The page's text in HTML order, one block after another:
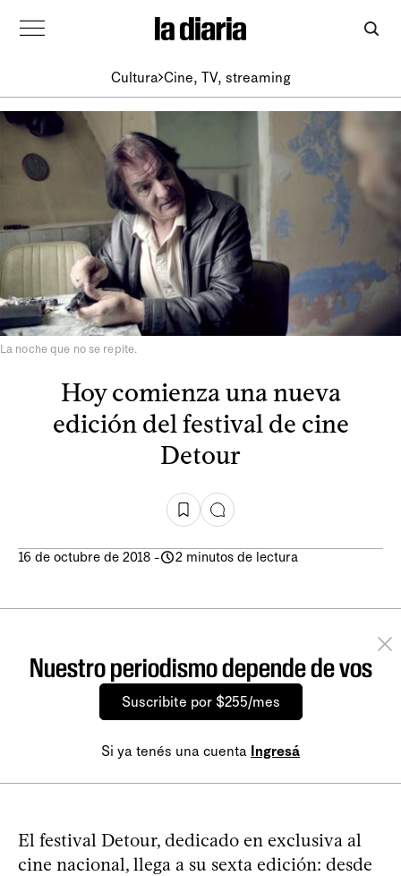
Cultura Cine, TV, streaming
La noche que no se repite.
Hoy comienza una nueva
edición del festival de cine
Detour
16 de octubre de 2018 - 2 minutos de lectura
Nuestro periodismo depende de vos
Suscribite por $255/mes
Si ya tenés una cuenta Ingresá
El festival Detour, dedicado en exclusiva al
cine nacional, llega a su sexta edición: desde